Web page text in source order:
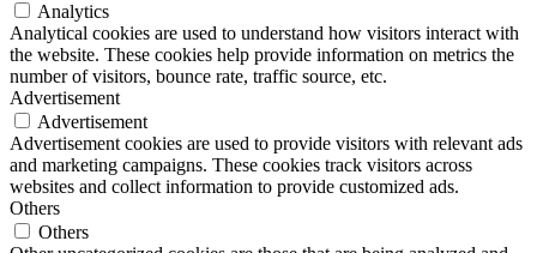
Analytics
Analytical cookies are used to understand how visitors interact with
the website. These cookies help provide information on metrics the
number of visitors, bounce rate, traffic source, etc.
Advertisement
Advertisement
Advertisement cookies are used to provide visitors with relevant ads
and marketing campaigns. These cookies track visitors across
websites and collect information to provide customized ads.
Others
Others